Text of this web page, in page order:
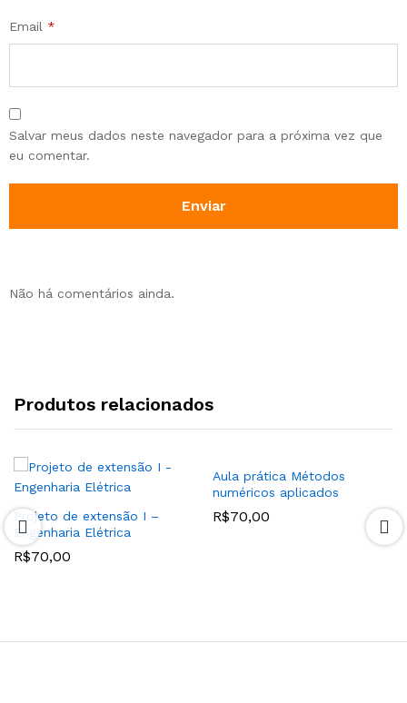
Email *
Salvar meus dados neste navegador para a próxima vez que
eu comentar.
Não há comentários ainda.
Produtos relacionados
Projeto de extensão I –
Engenharia Elétrica
R$70,00
Aula prática Métodos
numéricos aplicados
R$70,00